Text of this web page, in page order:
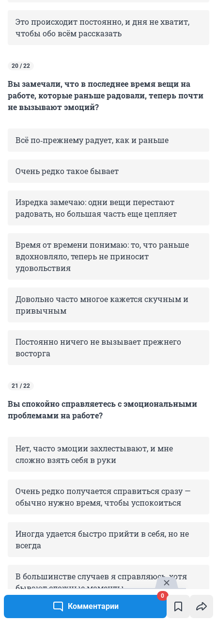
Комментарии
0
Это происходит постоянно, и дня не хватит,
чтобы обо всём рассказать
20 / 22
Вы замечали, что в последнее время вещи на
работе, которые раньше радовали, теперь почти
не вызывают эмоций?
Всё по‑прежнему радует, как и раньше
Очень редко такое бывает
Изредка замечаю: одни вещи перестают
радовать, но большая часть еще цепляет
Время от времени понимаю: то, что раньше
вдохновляло, теперь не приносит
удовольствия
Довольно часто многое кажется скучным и
привычным
Постоянно ничего не вызывает прежнего
восторга
21 / 22
Вы спокойно справляетесь с эмоциональными
проблемами на работе?
Нет, часто эмоции захлестывают, и мне
сложно взять себя в руки
Очень редко получается справиться сразу —
обычно нужно время, чтобы успокоиться
Иногда удается быстро прийти в себя, но не
всегда
В большинстве случаев я справляюсь, хотя
бывают сложные моменты
Обычно держу эмоции под контролем, даже в